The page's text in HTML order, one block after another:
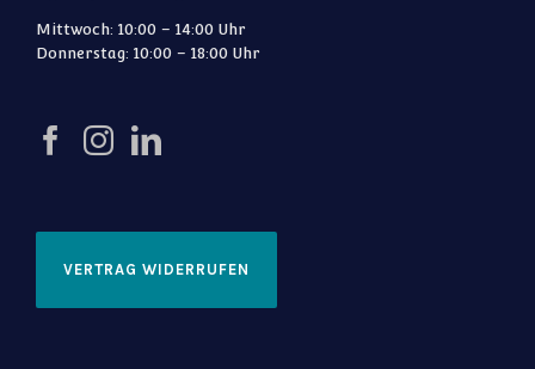
Mittwoch: 10:00 – 14:00 Uhr
Donnerstag: 10:00 – 18:00 Uhr
VERTRAG WIDERRUFEN